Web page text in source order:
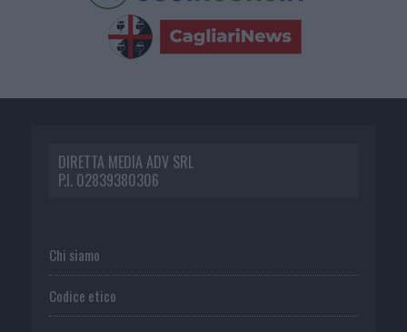
DIRETTA MEDIA ADV SRL
P.I. 02839380306
Chi siamo
Codice etico